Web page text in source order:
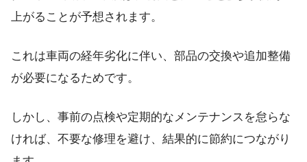
上がることが予想されます。
これは車両の経年劣化に伴い、部品の交換や追加整備
が必要になるためです。
しかし、事前の点検や定期的なメンテナンスを怠らな
ければ、不要な修理を避け、結果的に節約につながり